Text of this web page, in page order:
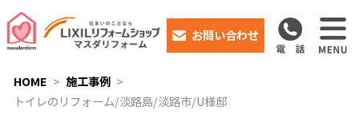
お問い合わせ
HOME
施工事例
トイレのリフォーム/淡路島/淡路市/U様邸